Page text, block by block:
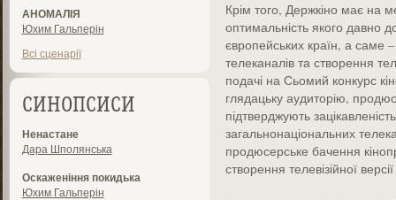
АНОМАЛІЯ
Юхим Гальперін
Всі сценарії
СИНОПСИСИ
Ненастане
Дара Шполянська
Оскаженіння покидька
Юхим Гальперін
Крім того, Держкіно має на
оптимальність якого давно
європейських країн, а саме
телеканалів та створення
подачі на Сьомий конкурс
глядацьку аудиторію,
підтверджують
загальнонаціональних
продюсерське бачення
створення телевізійної